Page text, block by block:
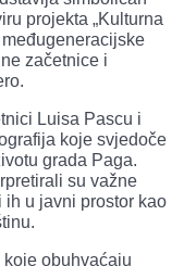
projekta „Kulturna
začetnice i
Luisa Pascu i
koje svjedoče
grada Paga.
su važne
u javni prostor kao
obuhvaćaju